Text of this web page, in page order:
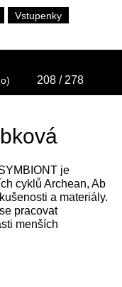
Vstupenky
208 / 278
je
cyklů Archean, Ab
a materiály.
pracovat
menších